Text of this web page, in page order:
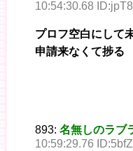
10:54:30.68
プロフ空白にして
申請来なくて捗る
893: 名無しのラブ
10:59:29.76